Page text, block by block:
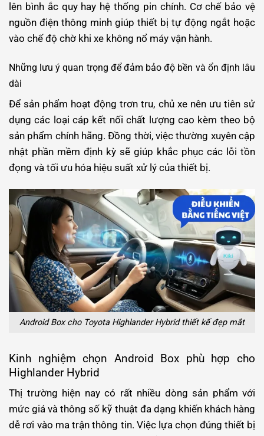
lên bình ắc quy hay hệ thống pin chính. Cơ chế bảo vệ
nguồn điện thông minh giúp thiết bị tự động ngắt hoặc
vào chế độ chờ khi xe không nổ máy vận hành.
Những lưu ý quan trọng để đảm bảo độ bền và ổn định lâu
dài
Để sản phẩm hoạt động trơn tru, chủ xe nên ưu tiên sử
dụng các loại cáp kết nối chất lượng cao kèm theo bộ
sản phẩm chính hãng. Đồng thời, việc thường xuyên cập
nhật phần mềm định kỳ sẽ giúp khắc phục các lỗi tồn
đọng và tối ưu hóa hiệu suất xử lý của thiết bị.
Android Box cho Toyota Highlander Hybrid thiết kế đẹp mắt
Kinh nghiệm chọn Android Box phù hợp cho
Highlander Hybrid
Thị trường hiện nay có rất nhiều dòng sản phẩm với
mức giá và thông số kỹ thuật đa dạng khiến khách hàng
dễ rơi vào ma trận thông tin. Việc lựa chọn đúng thiết bị